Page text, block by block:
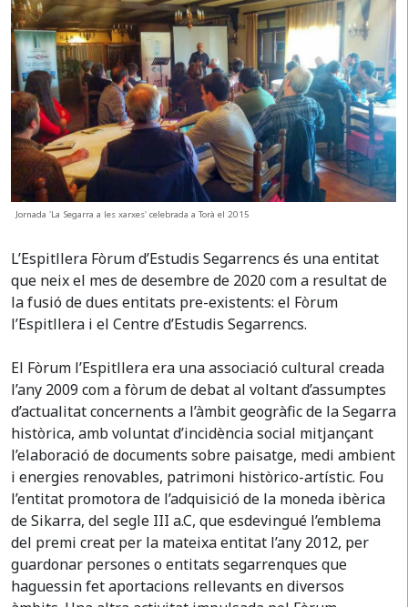
Jornada 'La Segarra a les xarxes' celebrada a Torà el 2015
L’Espitllera Fòrum d’Estudis Segarrencs és una entitat
que neix el mes de desembre de 2020 com a resultat de
la fusió de dues entitats pre-existents: el Fòrum
l’Espitllera i el Centre d’Estudis Segarrencs.
El Fòrum l’Espitllera era una associació cultural creada
l’any 2009 com a fòrum de debat al voltant d’assumptes
d’actualitat concernents a l’àmbit geogràfic de la Segarra
històrica, amb voluntat d’incidència social mitjançant
l’elaboració de documents sobre paisatge, medi ambient
i energies renovables, patrimoni històrico-artístic. Fou
l’entitat promotora de l’adquisició de la moneda ibèrica
de Sikarra, del segle III a.C, que esdevingué l’emblema
del premi creat per la mateixa entitat l’any 2012, per
guardonar persones o entitats segarrenques que
haguessin fet aportacions rellevants en diversos